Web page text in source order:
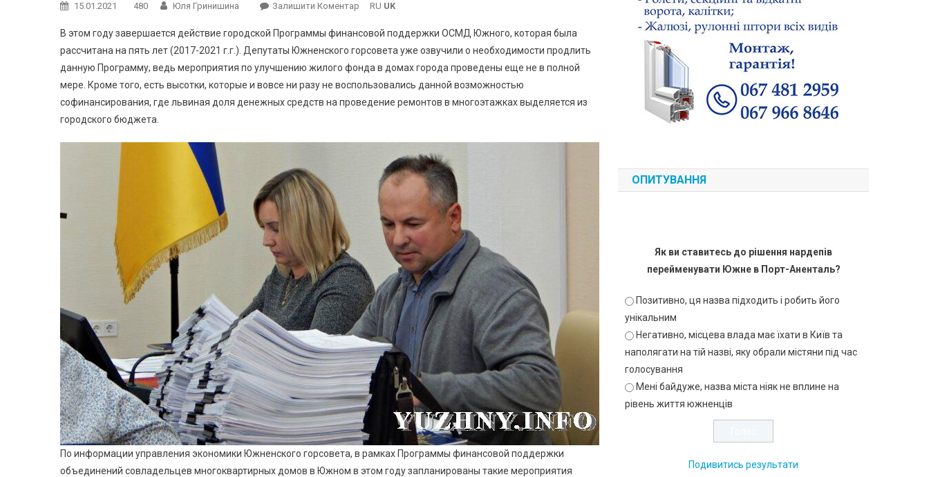
15.01.2021 480 Юля Гринишина Залишити Коментар
Южный
Продолжает
Оказывать
Помощь
ОСМД:
RU UK
В этом году завершается действие городской Программы финансовой поддержки ОСМД Южного, которая была
рассчитана на пять лет (2017-2021 г.г.). Депутаты Южненского горсовета уже озвучили о необходимости продлить
данную Программу, ведь мероприятия по улучшению жилого фонда в домах города проведены еще не в полной
мере. Кроме того, есть высотки, которые и вовсе ни разу не воспользовались данной возможностью
софинансирования, где львиная доля денежных средств на проведение ремонтов в многоэтажках выделяется из
городского бюджета.
По информации управления экономики Южненского горсовета, в рамках Программы финансовой поддержки
объединений совладельцев многоквартирных домов в Южном в этом году запланированы такие мероприятия
ОПИТУВАННЯ
Як ви ставитесь до рішення нардепів
перейменувати Южне в Порт-Аненталь?
Позитивно, ця назва підходить і робить його
унікальним
Негативно, місцева влада має їхати в Київ та
наполягати на тій назві, яку обрали містяни під час
голосування
Мені байдуже, назва міста ніяк не вплине на
рівень життя южненців
Подивитись результати